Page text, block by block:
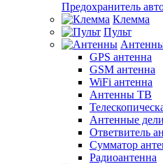
Предохранитель
Клемма
Пульт
GPS антенна
GSM антенна
WiFi антенна
Антенны ТВ
Антенные
Ответвитель
Сумматор
Радиоантенна